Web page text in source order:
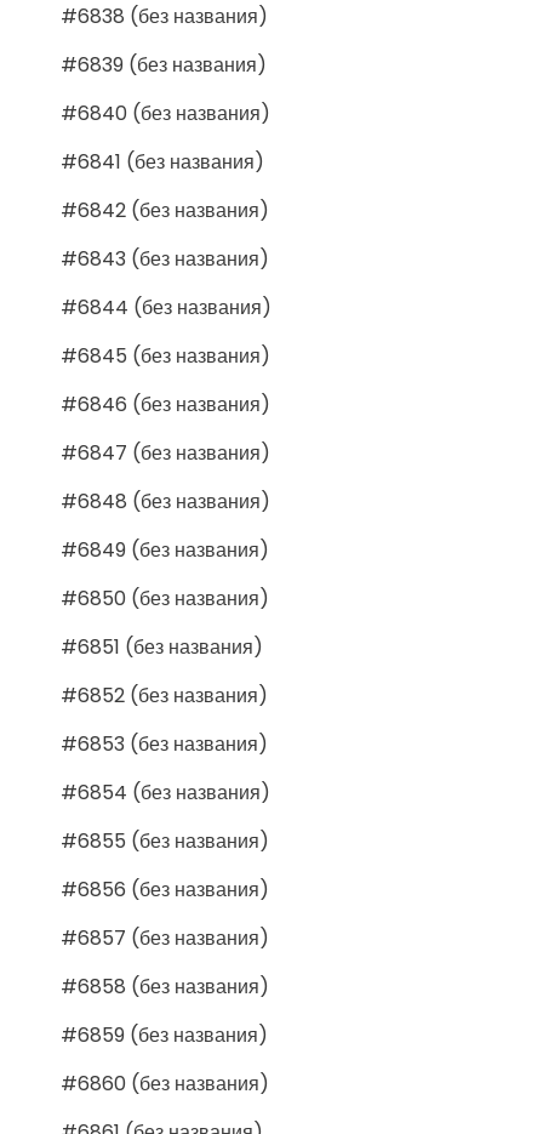
#6838 (без названия)
#6839 (без названия)
#6840 (без названия)
#6841 (без названия)
#6842 (без названия)
#6843 (без названия)
#6844 (без названия)
#6845 (без названия)
#6846 (без названия)
#6847 (без названия)
#6848 (без названия)
#6849 (без названия)
#6850 (без названия)
#6851 (без названия)
#6852 (без названия)
#6853 (без названия)
#6854 (без названия)
#6855 (без названия)
#6856 (без названия)
#6857 (без названия)
#6858 (без названия)
#6859 (без названия)
#6860 (без названия)